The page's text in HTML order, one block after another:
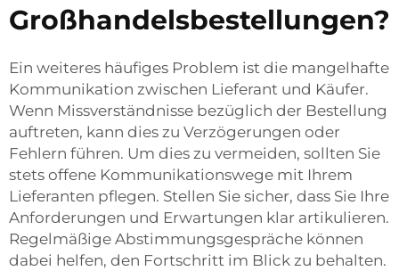
Großhandelsbestellungen?
Ein weiteres häufiges Problem ist die mangelhafte
Kommunikation zwischen Lieferant und Käufer.
Wenn Missverständnisse bezüglich der Bestellung
auftreten, kann dies zu Verzögerungen oder
Fehlern führen. Um dies zu vermeiden, sollten Sie
stets offene Kommunikationswege mit Ihrem
Lieferanten pflegen. Stellen Sie sicher, dass Sie Ihre
Anforderungen und Erwartungen klar artikulieren.
Regelmäßige Abstimmungsgespräche können
dabei helfen, den Fortschritt im Blick zu behalten.